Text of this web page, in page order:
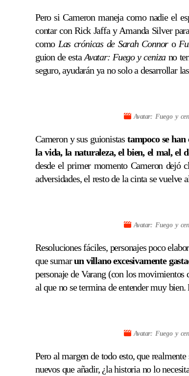
Pero si Cameron maneja como nadie el
contar con Rick Jaffa y Amanda Silver
como Las crónicas de Sarah Connoro
guion de esta Avatar: Fuego y cenizano
seguro, ayudarán ya no solo a desarrollar
Avatar: Fuego y
Cameron y sus guionistas tampoco se
la vida, la naturaleza, el bien, el mal, el
desde el primer momento Cameron dejó
adversidades, el resto de la cinta se vuelve
Avatar: Fuego y
Resoluciones fáciles, personajes poco
que sumarun villano excesivamente
personaje de Varang (con los
al que no se termina de entender muy
Avatar: Fuego y
Pero al margen de todo esto, que
nuevos que añadir, ¿la historia no lo